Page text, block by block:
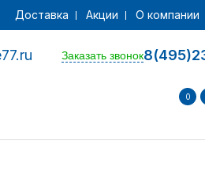
Доставка Акции О компании
Заказать звонок
0